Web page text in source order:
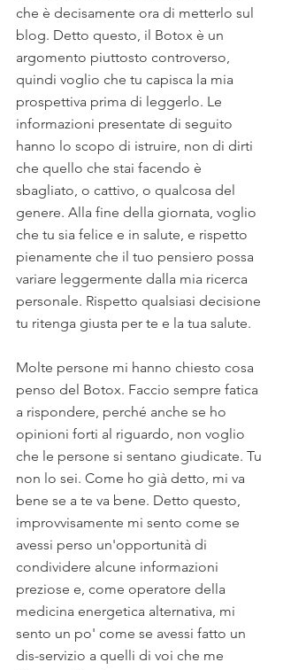
che è decisamente ora di metterlo sul
blog. Detto questo, il Botox è un
argomento piuttosto controverso,
quindi voglio che tu capisca la mia
prospettiva prima di leggerlo. Le
informazioni presentate di seguito
hanno lo scopo di istruire, non di dirti
che quello che stai facendo è
sbagliato, o cattivo, o qualcosa del
genere. Alla fine della giornata, voglio
che tu sia felice e in salute, e rispetto
pienamente che il tuo pensiero possa
variare leggermente dalla mia ricerca
personale. Rispetto qualsiasi decisione
tu ritenga giusta per te e la tua salute.
Molte persone mi hanno chiesto cosa
penso del Botox. Faccio sempre fatica
a rispondere, perché anche se ho
opinioni forti al riguardo, non voglio
che le persone si sentano giudicate. Tu
non lo sei. Come ho già detto, mi va
bene se a te va bene. Detto questo,
improvvisamente mi sento come se
avessi perso un'opportunità di
condividere alcune informazioni
preziose e, come operatore della
medicina energetica alternativa, mi
sento un po' come se avessi fatto un
dis-servizio a quelli di voi che me